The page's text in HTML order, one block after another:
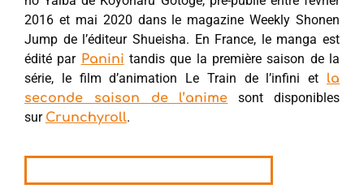
2016 et mai 2020 dans le magazine Weekly Shonen
Jump de l’éditeur Shueisha. En France, le manga est
édité par Panini tandis que la première saison de la
série, le film d’animation Le Train de l’infini et la
seconde saison de l’anime sont disponibles
sur Crunchyroll.